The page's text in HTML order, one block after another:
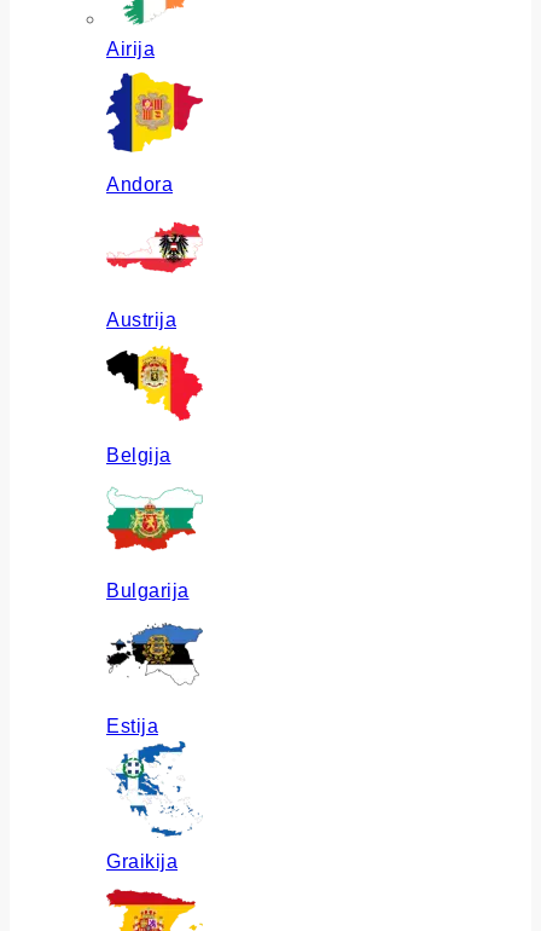
Airija
Andora
Austrija
Belgija
Bulgarija
Estija
Graikija